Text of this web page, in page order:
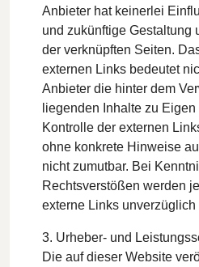
Anbieter hat keinerlei
und zukünftige Gestaltung
der verknüpften Seiten.
externen Links bedeutet
Anbieter die hinter dem
liegenden Inhalte zu
Kontrolle der externen
ohne konkrete Hinweise
nicht zumutbar. Bei
Rechtsverstößen werden
externe Links unverzüglich
3. Urheber- und
Die auf dieser Website